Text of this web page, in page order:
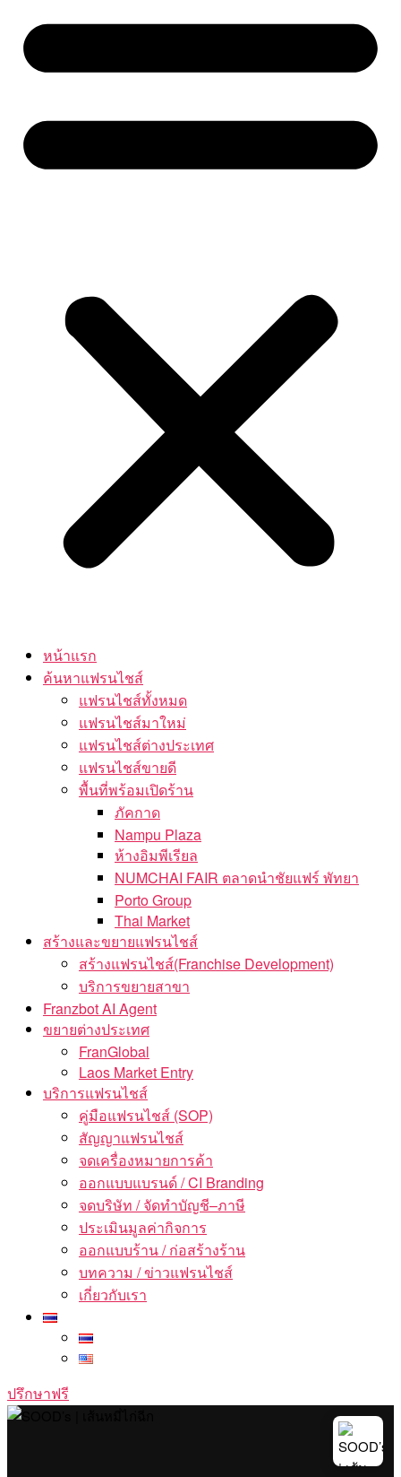
หน้าแรก
ค้นหาแฟรนไชส์
แฟรนไชส์ทั้งหมด
แฟรนไชส์มาใหม่
แฟรนไชส์ต่างประเทศ
แฟรนไชส์ขายดี
พื้นที่พร้อมเปิดร้าน
ภัคกาด
Nampu Plaza
ห้างอิมพีเรียล
NUMCHAI FAIR ตลาดนำชัยแฟร์ พัทยา
Porto Group
Thai Market
สร้างและขยายแฟรนไชส์
สร้างแฟรนไชส์(Franchise Development)
บริการขยายสาขา
Franzbot AI Agent
ขยายต่างประเทศ
FranGlobal
Laos Market Entry
บริการแฟรนไชส์
คู่มือแฟรนไชส์ (SOP)
สัญญาแฟรนไชส์
จดเครื่องหมายการค้า
ออกแบบแบรนด์ / CI Branding
จดบริษัท / จัดทำบัญชี–ภาษี
ประเมินมูลค่ากิจการ
ออกแบบร้าน / ก่อสร้างร้าน
บทความ / ข่าวแฟรนไชส์
เกี่ยวกับเรา
ปรึกษาฟรี